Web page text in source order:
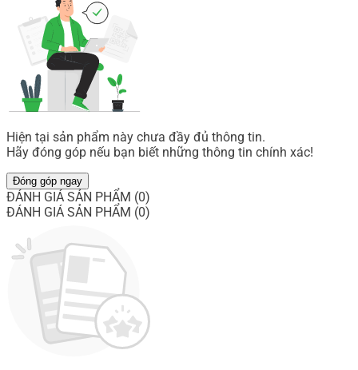
Hiện tại sản phẩm này chưa đầy đủ thông tin.
Hãy đóng góp nếu bạn biết những thông tin chính xác!
Đóng góp ngay
ĐÁNH GIÁ SẢN PHẨM (0)
ĐÁNH GIÁ SẢN PHẨM (0)